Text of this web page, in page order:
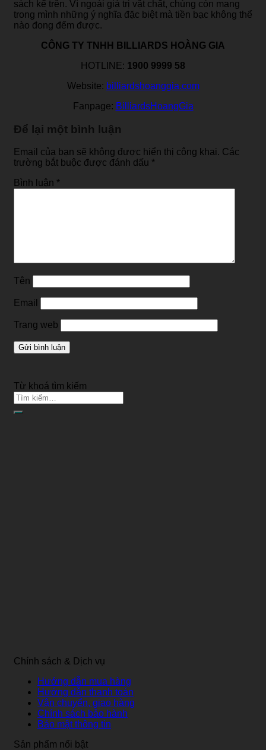
sách kể trên. Vì ngoài giá trị vật chất, chúng còn mang
trong mình những ý nghĩa đặc biệt mà tiền bạc không thể
nào đong đếm được.
CÔNG TY TNHH BILLIARDS HOÀNG GIA
HOTLINE: 1900 9999 58
Website: billiardshoanggia.com
Fanpage: BilliardsHoangGia
Để lại một bình luận
Email của bạn sẽ không được hiển thị công khai. Các
trường bắt buộc được đánh dấu *
Bình luận *
Tên
Email
Trang web
Từ khoá tìm kiếm
Chính sách & Dịch vụ
Hướng dẫn mua hàng
Hướng dẫn thanh toán
Vận chuyển, giao hàng
Chính sách bảo hành
Bảo mật thông tin
Sản phẩm nổi bật